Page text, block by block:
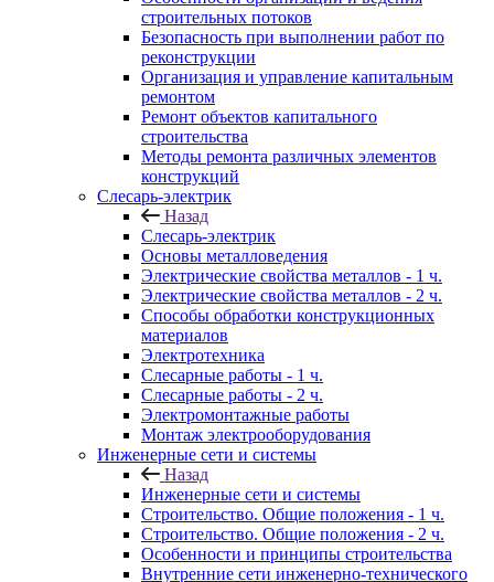
строительных потоков
Безопасность при выполнении работ по
реконструкции
Организация и управление капитальным
ремонтом
Ремонт объектов капитального
строительства
Методы ремонта различных элементов
конструкций
Слесарь-электрик
Назад
Слесарь-электрик
Основы металловедения
Электрические свойства металлов - 1 ч.
Электрические свойства металлов - 2 ч.
Способы обработки конструкционных
материалов
Электротехника
Слесарные работы - 1 ч.
Слесарные работы - 2 ч.
Электромонтажные работы
Монтаж электрооборудования
Инженерные сети и системы
Назад
Инженерные сети и системы
Строительство. Общие положения - 1 ч.
Строительство. Общие положения - 2 ч.
Особенности и принципы строительства
Внутренние сети инженерно-технического